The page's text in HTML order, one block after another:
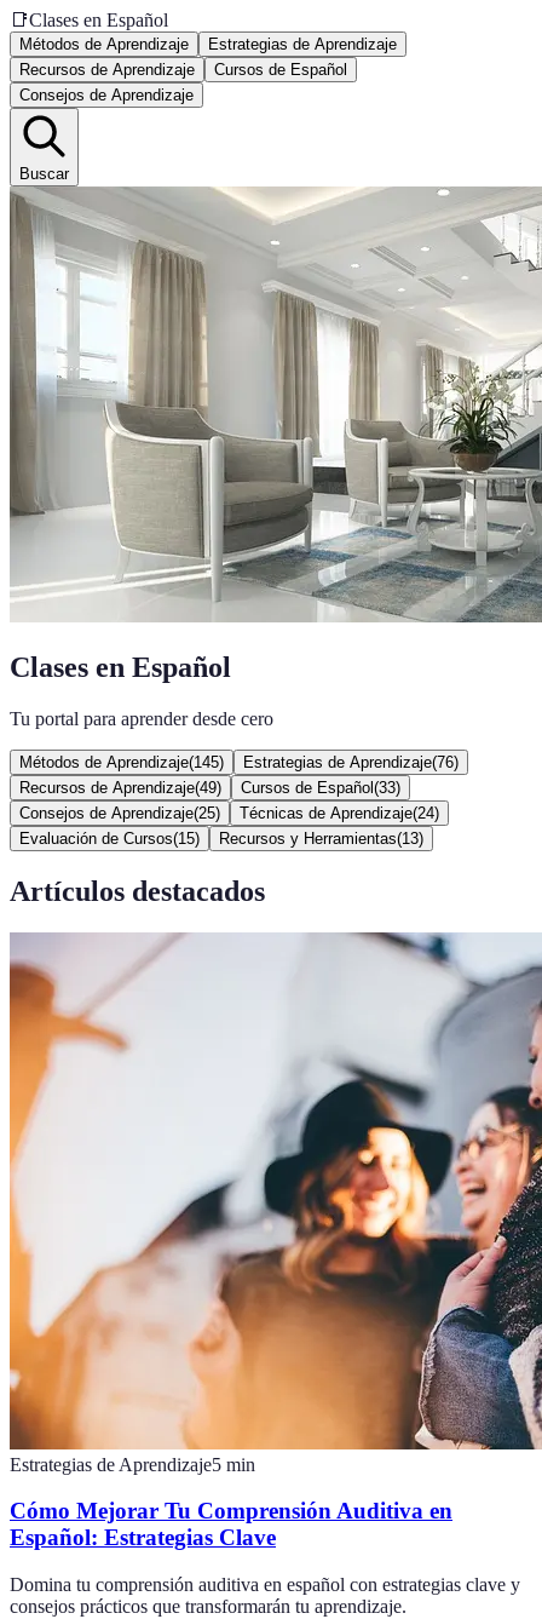
📑Clases en Español
Métodos de Aprendizaje
Estrategias de Aprendizaje
Recursos de Aprendizaje
Cursos de Español
Consejos de Aprendizaje
Buscar
Clases en Español
Tu portal para aprender desde cero
Métodos de Aprendizaje(145) Estrategias de Aprendizaje(76)
Recursos de Aprendizaje(49) Cursos de Español (33)
Consejos de Aprendizaje(25) Técnicas de Aprendizaje(24)
Evaluación de Cursos(15) Recursos y Herramientas(13)
Artículos destacados
Estrategias de Aprendizaje5 min
Cómo Mejorar Tu Comprensión Auditiva en
Español: Estrategias Clave
Domina tu comprensión auditiva en español con estrategias clave y
consejos prácticos que transformarán tu aprendizaje.